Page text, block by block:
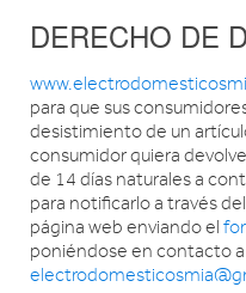
DERECHO DE
para que sus
desistimiento de un
consumidor quiera
de 14 días naturales a
para notificarlo a través
página web enviando el
poniéndose en contacto